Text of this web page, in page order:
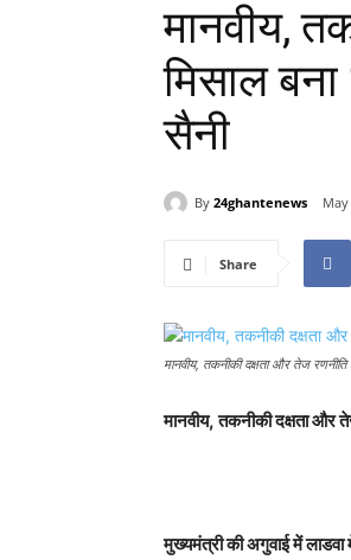
मानवीय,
मिसाल
सैनी
By 24ghantenews
Share
मानवीय, तकनीकी दक्षता और तेज
मानवीय,तकनीकी दक्षता और
मुख्यमंत्री की अगुवाई में लाडवा